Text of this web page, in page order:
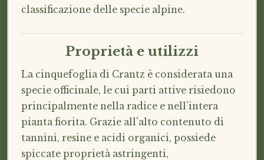
classificazione delle specie alpine.
Proprietà e utilizzi
La cinquefoglia di Crantz è considerata una
specie officinale, le cui parti attive risiedono
principalmente nella radice e nell'intera
pianta fiorita. Grazie all'alto contenuto di
tannini, resine e acidi organici, possiede
spiccate proprietà astringenti,